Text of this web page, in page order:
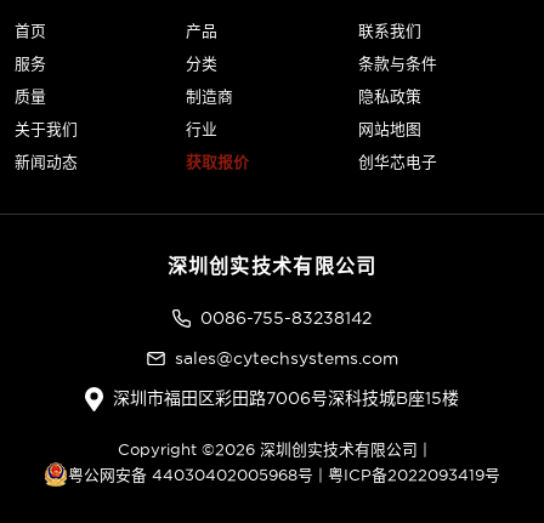
首页
服务
质量
关于我们
新闻动态
产品
分类
制造商
行业
获取报价
联系我们
条款与条件
隐私政策
网站地图
创华芯电子
深圳创实技术有限公司
0086-755-83238142
sales@cytechsystems.com
深圳市福田区彩田路7006号深科技城B座15楼
Copyright ©2026 深圳创实技术有限公司 |
粤公网安备 44030402005968号
粤ICP备2022093419号